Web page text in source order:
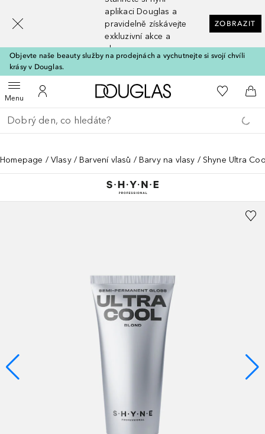
aplikaci Douglas a
pravidelně získávejte
exkluzivní akce a
slevy
ZOBRAZIT
Objevte naše beauty služby na prodejnách a vychutnejte si svojí chvíli
krásy v Douglas.
MenuOtevřít menuK mému účtu
Domů K mému
Do
Vraťte se
Proveďte vyhledávání
Homepage Vlasy Barvení vlasů Barvy na vlasy Shyne Ultra
[navigation.slideout.screenreader]